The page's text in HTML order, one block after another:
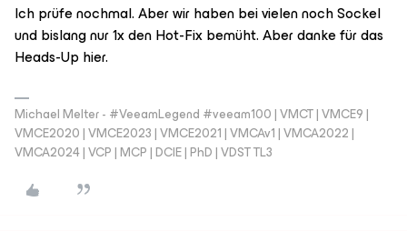
Ich prüfe nochmal. Aber wir haben bei vielen noch Sockel
und bislang nur 1x den Hot-Fix bemüht. Aber danke für das
Heads-Up hier.
Michael Melter - #VeeamLegend #veeam100 | VMCT | VMCE9 |
VMCE2020 | VMCE2023 | VMCE2021 | VMCAv1 | VMCA2022 |
VMCA2024 | VCP | MCP | DCIE | PhD | VDST TL3